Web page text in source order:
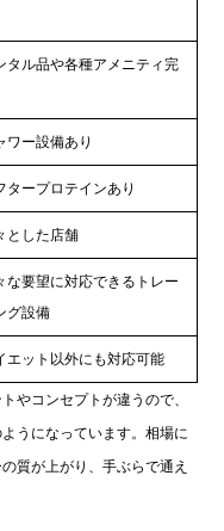
タル品や各種アメニティ完
ワー設備あり
タープロテインあり
とした店舗
な要望に対応できるトレー
グ設備
エット以外にも対応可能
やコンセプトが違うので、
うになっています。相場に
質が上がり、手ぶらで通え